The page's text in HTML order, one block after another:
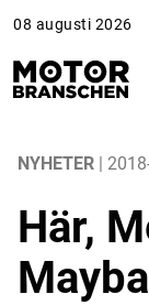
08 augusti 2026
NYHETER |
Här,